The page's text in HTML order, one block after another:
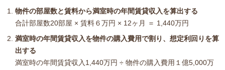
物件の部屋数と賃料から満室時の年間賃貸収入を算出する
合計部屋数20部屋 × 賃料６万円 × 12ヶ月 ＝ 1,440万円
満室時の年間賃貸収入を物件の購入費用で割り、想定利回りを算
出する
満室時の年間賃貸収入1,440万円 ÷ 物件の購入費用１億5,000万